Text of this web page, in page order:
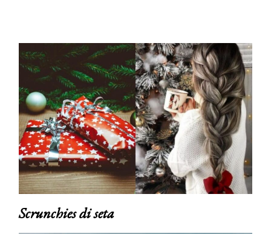
Scrunchies di seta